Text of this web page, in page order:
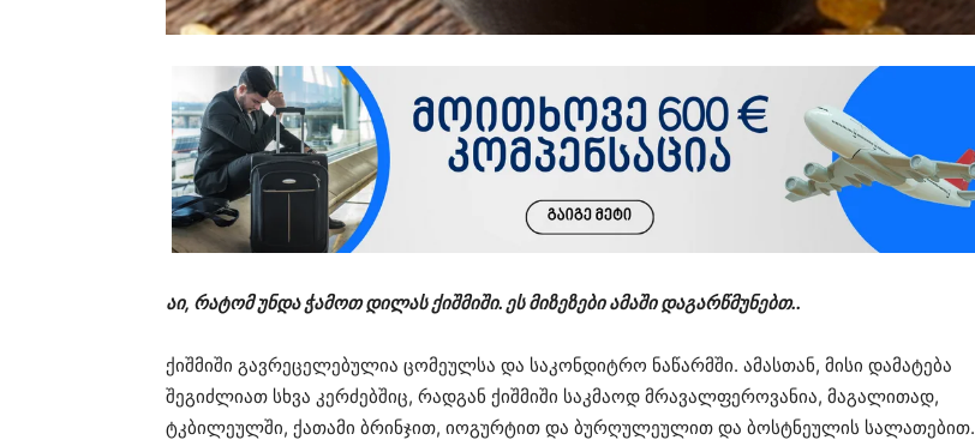
აი, რატომ უნდა ჭამოთ დილას ქიშმიში. ეს მიზეზები ამაში დაგარწმუნებთ..
ქიშმიში გავრეცელებულია ცომეულსა და საკონდიტრო ნაწარმში. ამასთან, მისი დამატება
შეგიძლიათ სხვა კერძებშიც, რადგან ქიშმიში საკმაოდ მრავალფეროვანია, მაგალითად,
ტკბილეულში, ქათამი ბრინჯით, იოგურტით და ბურღულეულით და ბოსტნეულის სალათებით.